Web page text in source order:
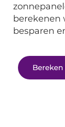
berekenen
besparen